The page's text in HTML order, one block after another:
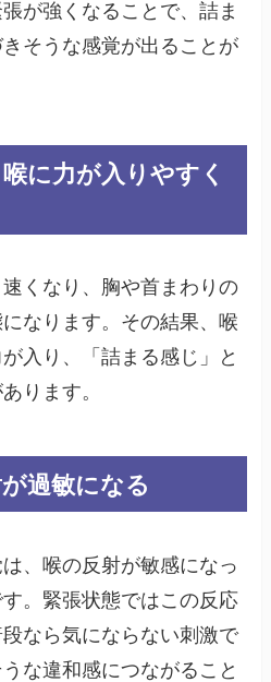
が強くなることで、詰ま
そうな感覚が出ることが
に力が入りやすく
くなり、胸や首まわりの
なります。その結果、喉
入り、「詰まる感じ」と
ります。
過敏になる
、喉の反射が敏感になっ
。緊張状態ではこの反応
なら気にならない刺激で
な違和感につながること